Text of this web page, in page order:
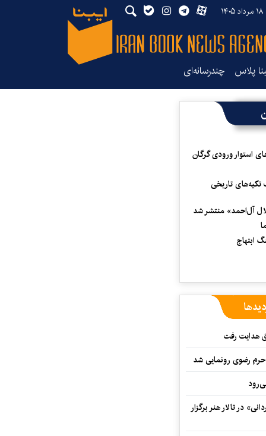
پلاس چندرسانه‌ای
استوار ورودی گرگان
تکیه‌های تاریخی
آل‌احمد» منتشر شد
ابتهاج
هدایت رفت
حرم رضوی رونمایی شد
در تالار هنر برگزار